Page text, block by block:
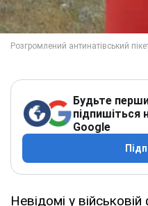
Будьте
підпишіться
Google
Невідомі у